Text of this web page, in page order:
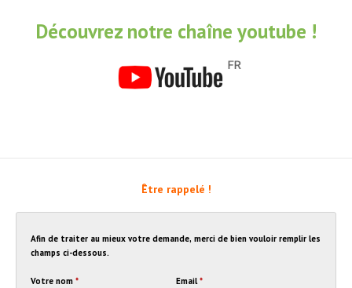
Découvrez notre chaîne youtube !
Être rappelé !
Afin de traiter au mieux votre demande, merci de bien vouloir remplir les
champs ci-dessous.
Votre nom * Email*